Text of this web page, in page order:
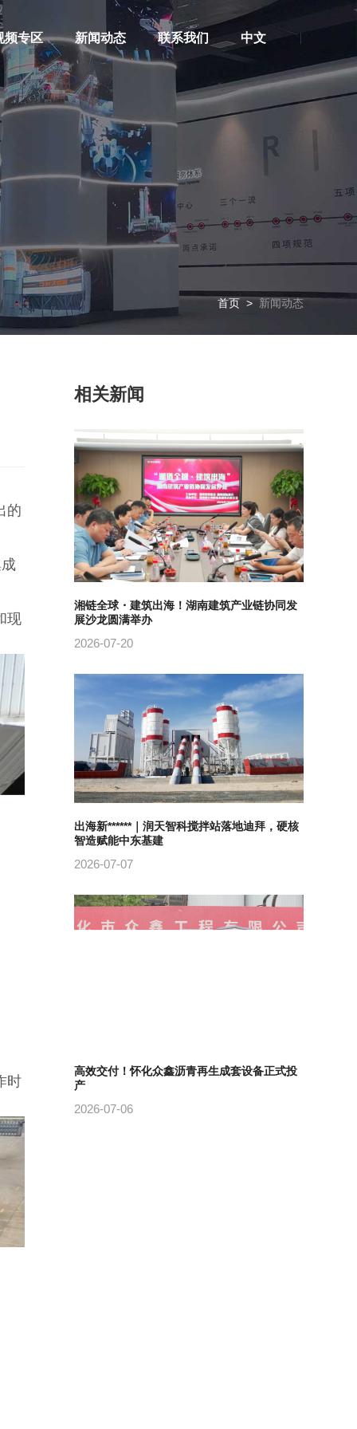
中文
频专区 新闻动态 联系我们
首页 > 新闻动态
相关新闻
湘链全球・建筑出海！湖南建筑产业链协同发
展沙龙圆满举办
2026-07-20
出海新******｜润天智科搅拌站落地迪拜，硬核
智造赋能中东基建
2026-07-07
高效交付！怀化众鑫沥青再生成套设备正式投
产
2026-07-06
的
现
时